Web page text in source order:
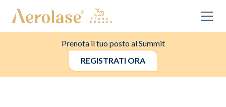
Prenota il tuo posto al Summit
REGISTRATI ORA